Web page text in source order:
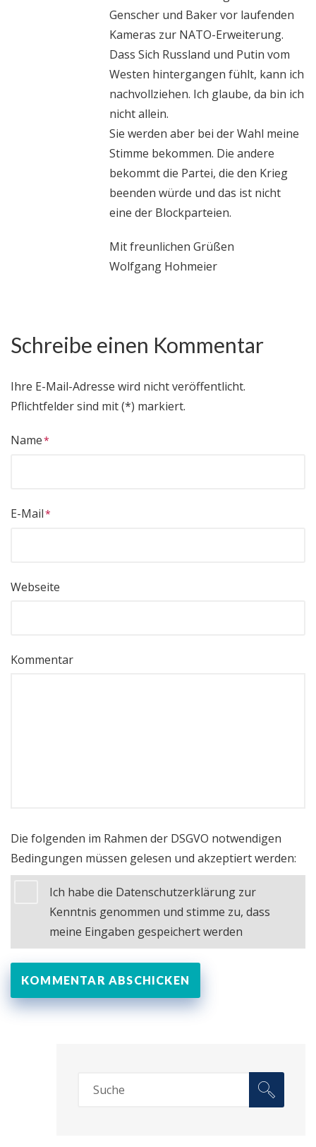
Genscher und Baker vor laufenden
Kameras zur NATO-Erweiterung.
Dass Sich Russland und Putin vom
Westen hintergangen fühlt, kann ich
nachvollziehen. Ich glaube, da bin ich
nicht allein.
Sie werden aber bei der Wahl meine
Stimme bekommen. Die andere
bekommt die Partei, die den Krieg
beenden würde und das ist nicht
eine der Blockparteien.
Mit freunlichen Grüßen
Wolfgang Hohmeier
Schreibe einen Kommentar
Ihre E-Mail-Adresse wird nicht veröffentlicht.
Pflichtfelder sind mit (*) markiert.
Name
E-Mail
Webseite
Kommentar
Die folgenden im Rahmen der DSGVO notwendigen
Bedingungen müssen gelesen und akzeptiert werden:
Ich habe die Datenschutzerklärung zur
Kenntnis genommen und stimme zu, dass
meine Eingaben gespeichert werden